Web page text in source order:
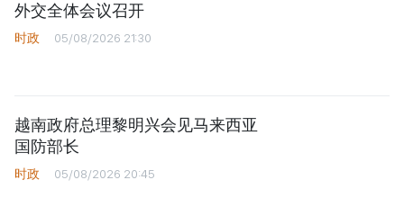
外交全体会议召开
时政 05/08/2026 21:30
越南政府总理黎明兴会见马来西亚
国防部长
时政 05/08/2026 20:45